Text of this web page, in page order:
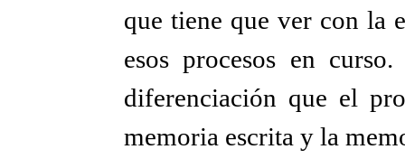
que tiene que ver con la
esos procesos en
diferenciación que el
memoria escrita y la